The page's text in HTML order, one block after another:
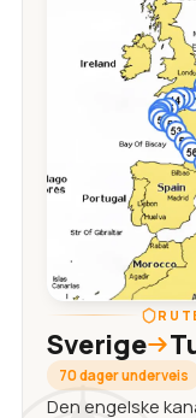
Sverige
70 dager underveis
Den engelske